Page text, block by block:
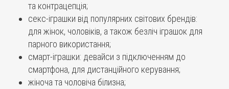
та контрацепція;
секс-іграшки від популярних світових брендів:
для жінок, чоловіків, а також безліч іграшок для
парного використання;
смарт-іграшки: девайси з підключенням до
смартфона, для дистанційного керування;
жіноча та чоловіча білизна;